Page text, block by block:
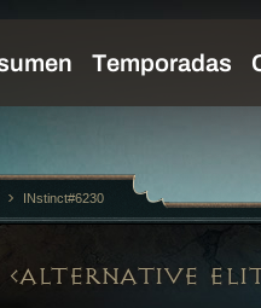
ALTERNATIVE
INstinct#6230